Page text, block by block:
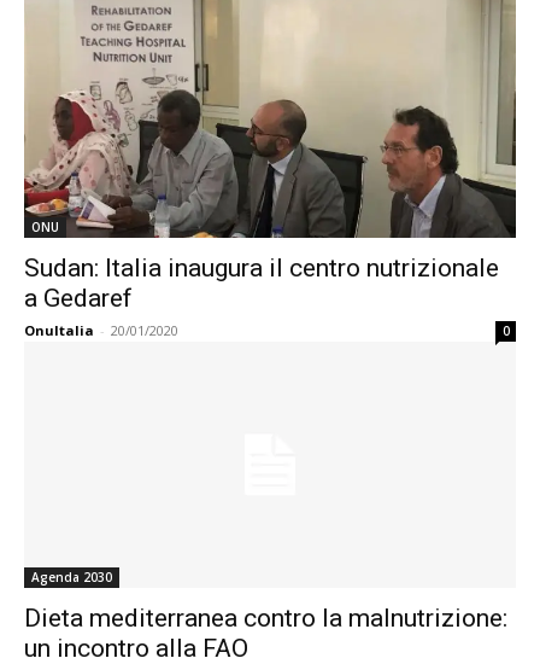
ONU
Sudan: Italia inaugura il centro nutrizionale
a Gedaref
OnuItalia - 20/01/2020 0
Agenda 2030
Dieta mediterranea contro la malnutrizione:
un incontro alla FAO